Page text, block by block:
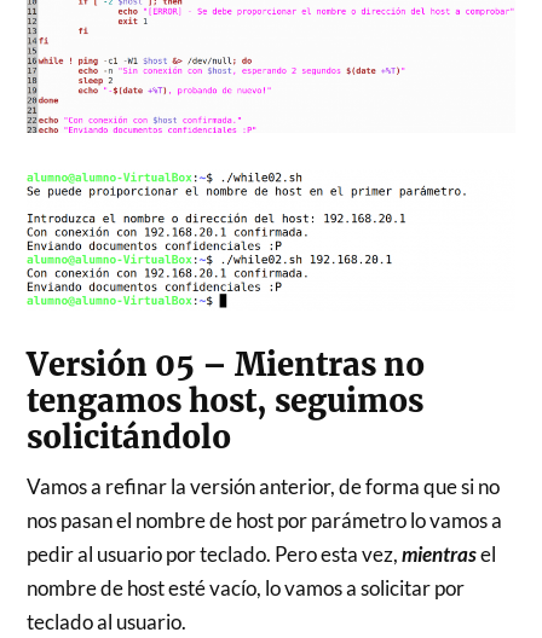
Versión 05 – Mientras no
tengamos host, seguimos
solicitándolo
Vamos a refinar la versión anterior, de forma que si no
nos pasan el nombre de host por parámetro lo vamos a
pedir al usuario por teclado. Pero esta vez,mientrasel
nombre de host esté vacío, lo vamos a solicitar por
teclado al usuario.